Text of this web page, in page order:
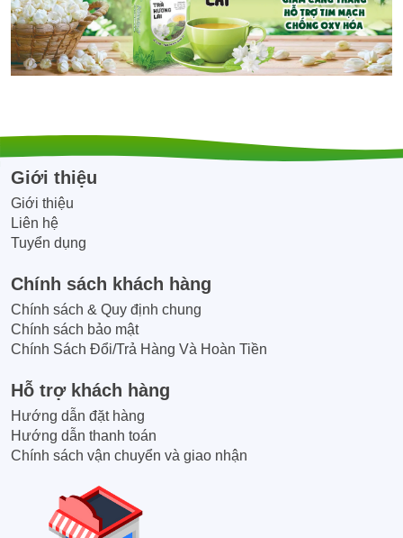
Quý công ty, Quán ăn nhà hàng khách
sạn, đại lý, CTV có nhu cầu đặt số lượng
lớn vui lòng liên hệ Hotline/Zalo:
Giới thiệu
Giới thiệu
Liên hệ
Tuyển dụng
Chính sách khách hàng
Chính sách & Quy định chung
Chính sách bảo mật
Chính Sách Đổi/Trả Hàng Và Hoàn Tiền
Hỗ trợ khách hàng
Hướng dẫn đặt hàng
Hướng dẫn thanh toán
Chính sách vận chuyển và giao nhận